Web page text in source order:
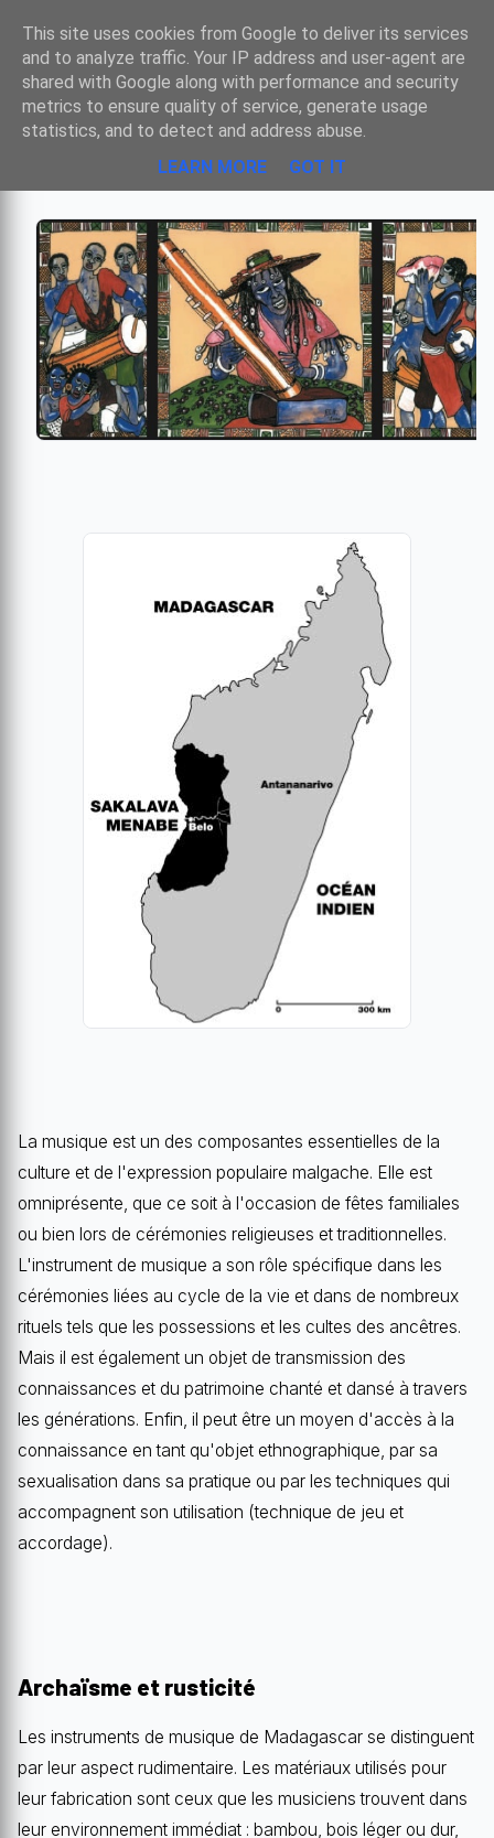
Sombre
MUSIQUE DE MADAGASCAR
La musique est un des composantes essentielles de la
culture et de l'expression populaire malgache. Elle est
omniprésente, que ce soit à l'occasion de fêtes familiales
ou bien lors de cérémonies religieuses et traditionnelles.
L'instrument de musique a son rôle spécifique dans les
cérémonies liées au cycle de la vie et dans de nombreux
rituels tels que les possessions et les cultes des ancêtres.
Mais il est également un objet de transmission des
connaissances et du patrimoine chanté et dansé à travers
les générations. Enfin, il peut être un moyen d'accès à la
connaissance en tant qu'objet ethnographique, par sa
sexualisation dans sa pratique ou par les techniques qui
accompagnent son utilisation (technique de jeu et
accordage).
Archaïsme et rusticité
Les instruments de musique de Madagascar se distinguent
par leur aspect rudimentaire. Les matériaux utilisés pour
leur fabrication sont ceux que les musiciens trouvent dans
leur environnement immédiat : bambou, bois léger ou dur,
This site uses cookies from Google to deliver its services
and to analyze traffic. Your IP address and user-agent are
shared with Google along with performance and security
metrics to ensure quality of service, generate usage
statistics, and to detect and address abuse.
LEARN MORE
GOT IT